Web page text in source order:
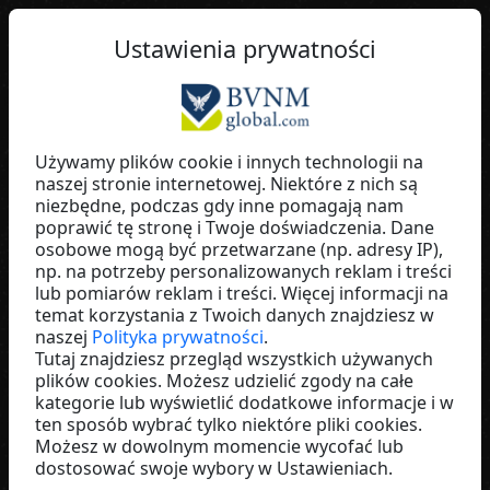
Edita
Hidden Champions
Germany
Ustawienia prywatności
Używamy plików cookie i innych technologii na
naszej stronie internetowej. Niektóre z nich są
niezbędne, podczas gdy inne pomagają nam
poprawić tę stronę i Twoje doświadczenia. Dane
osobowe mogą być przetwarzane (np. adresy IP),
np. na potrzeby personalizowanych reklam i treści
lub pomiarów reklam i treści. Więcej informacji na
temat korzystania z Twoich danych znajdziesz w
naszej Polityka prywatności.
Tutaj znajdziesz przegląd wszystkich używanych
plików cookies. Możesz udzielić zgody na całe
kategorie lub wyświetlić dodatkowe informacje i w
ten sposób wybrać tylko niektóre pliki cookies.
Możesz w dowolnym momencie wycofać lub
dostosować swoje wybory w Ustawieniach.